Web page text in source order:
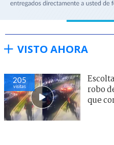
VISTO AHORA
205
visitas
robo
que